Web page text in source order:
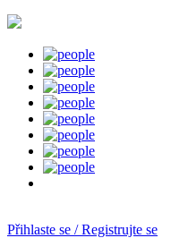
Přihlaste se / Registrujte se